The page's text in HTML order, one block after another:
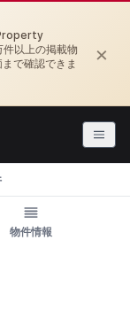
以上の掲載物
で確認できま
×
物件情報